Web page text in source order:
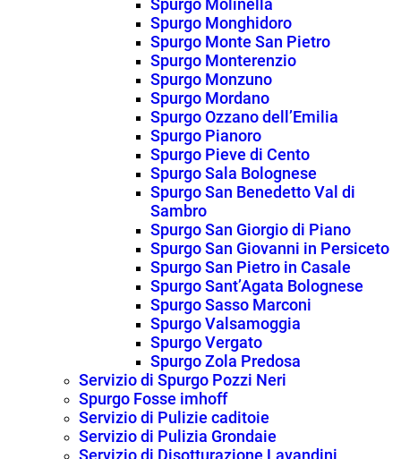
Spurgo Molinella
Spurgo Monghidoro
Spurgo Monte San Pietro
Spurgo Monterenzio
Spurgo Monzuno
Spurgo Mordano
Spurgo Ozzano dell’Emilia
Spurgo Pianoro
Spurgo Pieve di Cento
Spurgo Sala Bolognese
Spurgo San Benedetto Val di
Sambro
Spurgo San Giorgio di Piano
Spurgo San Giovanni in Persiceto
Spurgo San Pietro in Casale
Spurgo Sant’Agata Bolognese
Spurgo Sasso Marconi
Spurgo Valsamoggia
Spurgo Vergato
Spurgo Zola Predosa
Servizio di Spurgo Pozzi Neri
Spurgo Fosse imhoff
Servizio di Pulizie caditoie
Servizio di Pulizia Grondaie
Servizio di Disotturazione Lavandini